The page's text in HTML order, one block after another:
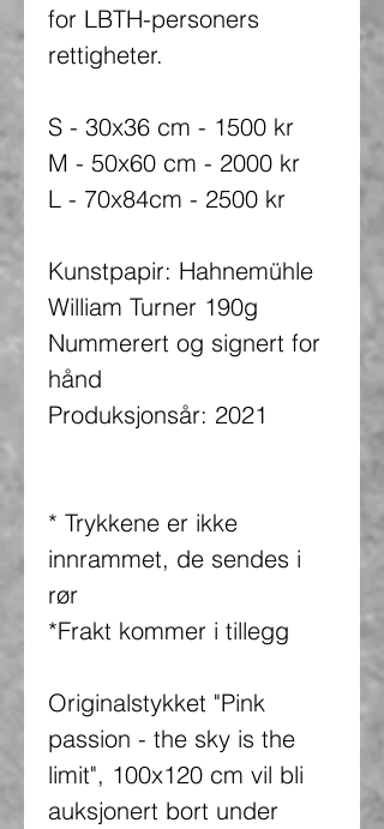
for LBTH-personers
rettigheter.
S - 30x36 cm - 1500 kr
M - 50x60 cm - 2000 kr
L - 70x84cm - 2500 kr
Kunstpapir: Hahnemühle
William Turner 190g
Nummerert og signert for
hånd
Produksjonsår: 2021
* Trykkene er ikke
innrammet, de sendes i
rør
*Frakt kommer i tillegg
Originalstykket "Pink
passion - the sky is the
limit", 100x120 cm vil bli
auksjonert bort under